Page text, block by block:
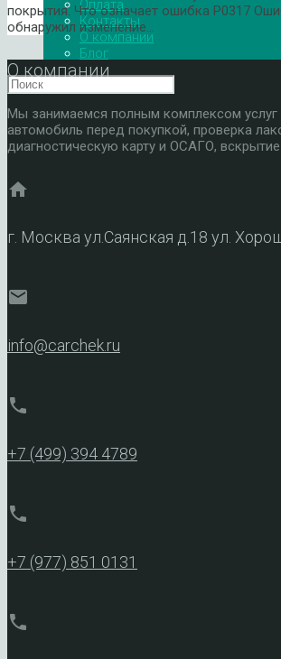
Оплата
Контакты
О компании
Блог
покрытия. Что означает ошибка P0317
обнаружил изменение…
О компании
Мы занимаемся полным комплексом услуг
автомобиль перед покупкой, проверка
диагностическую карту и ОСАГО,
home
г. Москва ул.Саянская д.18 ул.
mail
info@carchek.ru
phone
+7 (499) 394 4789
phone
+7 (977) 851 0131
phone